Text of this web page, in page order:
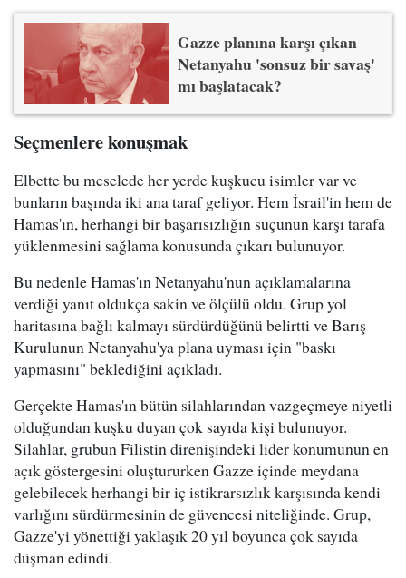
Gazze planına karşı çıkan
Netanyahu 'sonsuz bir savaş'
mı başlatacak?
Seçmenlere konuşmak
Elbette bu meselede her yerde kuşkucu isimler var ve
bunların başında iki ana taraf geliyor. Hem İsrail'in hem de
Hamas'ın, herhangi bir başarısızlığın suçunun karşı tarafa
yüklenmesini sağlama konusunda çıkarı bulunuyor.
Bu nedenle Hamas'ın Netanyahu'nun açıklamalarına
verdiği yanıt oldukça sakin ve ölçülü oldu. Grup yol
haritasına bağlı kalmayı sürdürdüğünü belirtti ve Barış
Kurulunun Netanyahu'ya plana uyması için "baskı
yapmasını" beklediğini açıkladı.
Gerçekte Hamas'ın bütün silahlarından vazgeçmeye niyetli
olduğundan kuşku duyan çok sayıda kişi bulunuyor.
Silahlar, grubun Filistin direnişindeki lider konumunun en
açık göstergesini oluştururken Gazze içinde meydana
gelebilecek herhangi bir iç istikrarsızlık karşısında kendi
varlığını sürdürmesinin de güvencesi niteliğinde. Grup,
Gazze'yi yönettiği yaklaşık 20 yıl boyunca çok sayıda
düşman edindi.